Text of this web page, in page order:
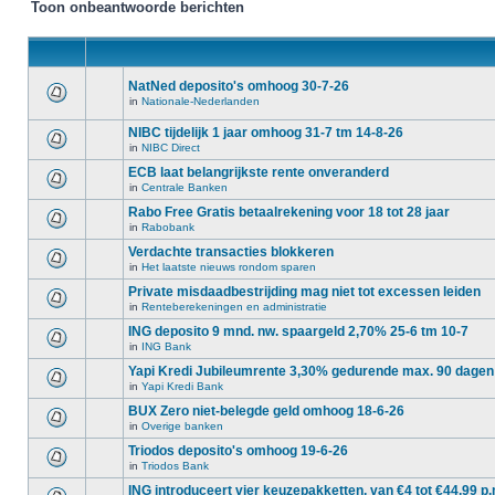
Toon onbeantwoorde berichten
NatNed deposito's omhoog 30-7-26
in Nationale-Nederlanden
NIBC tijdelijk 1 jaar omhoog 31-7 tm 14-8-26
in NIBC Direct
ECB laat belangrijkste rente onveranderd
in Centrale Banken
Rabo Free Gratis betaalrekening voor 18 tot 28 jaar
in Rabobank
Verdachte transacties blokkeren
in Het laatste nieuws rondom sparen
Private misdaadbestrijding mag niet tot excessen leiden
in Renteberekeningen en administratie
ING deposito 9 mnd. nw. spaargeld 2,70% 25-6 tm 10-7
in ING Bank
Yapi Kredi Jubileumrente 3,30% gedurende max. 90 dagen
in Yapi Kredi Bank
BUX Zero niet-belegde geld omhoog 18-6-26
in Overige banken
Triodos deposito's omhoog 19-6-26
in Triodos Bank
ING introduceert vier keuzepakketten, van €4 tot €44,99